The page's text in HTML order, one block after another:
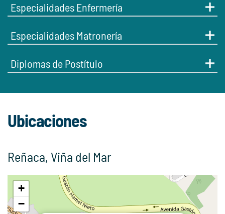
Especialidades Enfermería
Especialidades Matronería
Diplomas de Postítulo
Ubicaciones
Reñaca, Viña del Mar
+
−